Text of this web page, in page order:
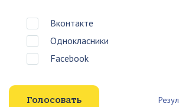
Вконтакте
Однокласники
Facebook